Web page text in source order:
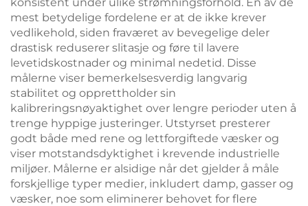
mest betydelige fordelene er at de ikke krever
vedlikehold, siden fraværet av bevegelige deler
drastisk reduserer slitasje og føre til lavere
levetidskostnader og minimal nedetid. Disse
målerne viser bemerkelsesverdig langvarig
stabilitet og opprettholder sin
kalibreringsnøyaktighet over lengre perioder uten å
trenge hyppige justeringer. Utstyrset presterer
godt både med rene og lettforgiftede væsker og
viser motstandsdyktighet i krevende industrielle
miljøer. Målerne er alsidige når det gjelder å måle
forskjellige typer medier, inkludert damp, gasser og
væsker, noe som eliminerer behovet for flere